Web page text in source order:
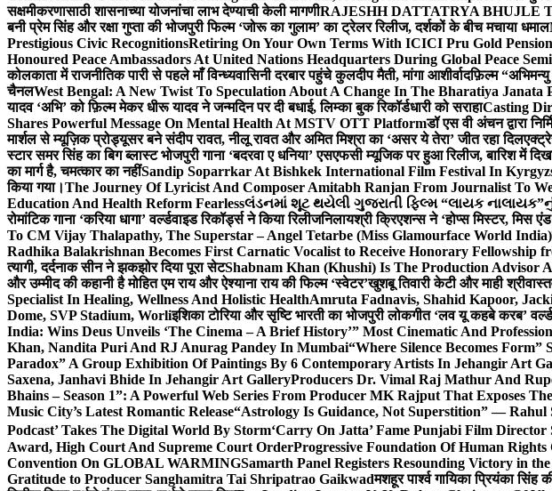
सक्षमीकरणासाठी शासनाच्या योजनांचा लाभ देण्याची केली मागणीRAJESHH DATTATRYA BHUJLE
बनी प्रेम सिंह और रक्षा गुप्ता की भोजपुरी फिल्म ‘जोरू का गुलाम’ का ट्रेलर रिलीज, दर्शकों के बीच मचाया धमाल
Prestigious Civic RecognitionsRetiring On Your Own Terms With ICICI Pru Gold
Honoured Peace Ambassadors At United Nations Headquarters During Global Peace
कोलकाता में राजनीतिक पारी से पहले माँ विन्ध्यवासिनी दरबार पहुंचे कुलदीप मैती, मांगा आशीर्वादफ़िल्म
चैनलWest Bengal: A New Twist To Speculation About A Change In The Bharatiya
यादव ‘अभि’ को फ़िल्म मेकर धीरू यादव ने जन्मदिन पर दी बधाई, लिम्का बुक रिकॉर्डधारी को सराहाCasting
Shares Powerful Message On Mental Health At MSTV OTT Platformडॉ एस वी अंचन द्वारा
मार्शल से म्यूज़िक प्रोड्यूसर बने संदीप रावत, नीलू रावत और अमित मिश्रा का ‘असर ये तेरा’ जीत रहा दिल
स्टार समर सिंह का बिग ब्लास्ट भोजपुरी गाना ‘बदरवा ए धनिया’ एसएफसी म्यूजिक पर हुआ रिलीज, बारिश में
का मार्ग है, चमत्कार का नहींSandip Soparrkar At Bishkek International Film Festival In
किया गया।The Journey Of Lyricist And Composer Amitabh Ranjan From Journalist To
Education And Health Reform Fearlessલંડનમાં શૂટ થયેલી ગુજરાતી ફિલ્મ “લાયક
रोमांटिक गाना ‘करिया धागा’ वर्ल्डवाइड रिकॉर्ड्स ने किया रिलीजनिलायश्री क्रिएशन्स ने ‘होप्स मिस्टर, मिस
To CM Vijay Thalapathy, The Superstar – Angel Tetarbe (Miss Glamourface World India)
Radhika Balakrishnan Becomes First Carnatic Vocalist to Receive Honorary Fellowship
त्यागी, दर्दनाक सीन ने झकझोर दिया पूरा सेटShabnam Khan (Khushi) Is The Production Advisor
और उम्मीद की कहानी है मोहित एम राय और ऐश्याना राय की फिल्म ‘स्वेटर’खुशबू तिवारी केटी और माही
Specialist In Healing, Wellness And Holistic HealthAmruta Fadnavis, Shahid Kapoor,
Dome, SVP Stadium, Worliइशिका टोरिया और सृष्टि भारती का भोजपुरी लोकगीत ‘लव यू कहबे करब’
India: Wins Deus Unveils ‘The Cinema – A Brief History’” Most Cinematic And
Khan, Nandita Puri And RJ Anurag Pandey In Mumbai“Where Silence Becomes
Paradox” A Group Exhibition Of Paintings By 6 Contemporary Artists In Jehangir Art
Saxena, Janhavi Bhide In Jehangir Art GalleryProducers Dr. Vimal Raj Mathur And
Bhains – Season 1”: A Powerful Web Series From Producer MK Rajput That Exposes
Music City’s Latest Romantic Release“Astrology Is Guidance, Not Superstition” — Rahul
Podcast’ Takes The Digital World By Storm‘Carry On Jatta’ Fame Punjabi Film
Award, High Court And Supreme Court OrderProgressive Foundation Of Human
Convention On GLOBAL WARMINGSamarth Panel Registers Resounding Victory in
Gratitude to Producer Sanghamitra Tai Shripatrao Gaikwadमशहूर पार्श्व गायिका प्रियंका